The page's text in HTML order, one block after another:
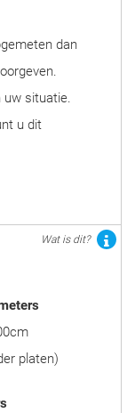
dan
uw situatie.
u dit
Wat is dit?
platen)